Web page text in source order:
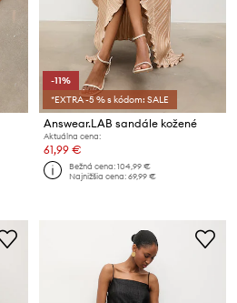
-11%
*EXTRA -5 % s kódom: SALE
Answear.LAB sandále kožené
Aktuálna cena:
61,99 €
Bežná cena:104,99 €
Najnižšia cena:69,99 €